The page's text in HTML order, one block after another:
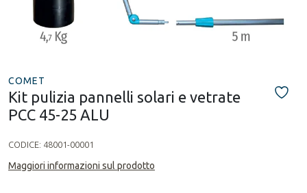
COMET
Kit pulizia pannelli solari e vetrate
PCC 45-25 ALU
CODICE: 48001-00001
Maggiori informazioni sul prodotto